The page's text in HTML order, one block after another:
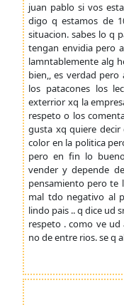
juan pablo si vos
digo q estamos de
situacion. sabes lo q
tengan envidia pero
lamntablemente alg
bien,, es verdad
los patacones los
exterrior xq la
respeto o los
gusta xq quiere
color en la politica
pero en fin lo
vender y depende
pensamiento pero te
mal tdo negativo al
lindo pais .. q dice ud
respeto . como ve ud
no de entre rios. se q